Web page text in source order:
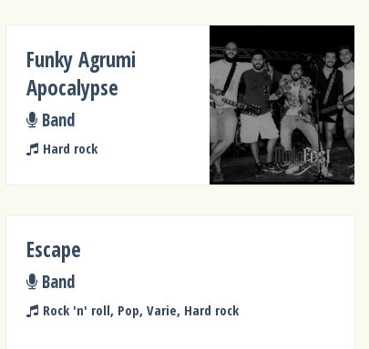
Funky Agrumi
Apocalypse
Band
Hard rock
Escape
Band
Rock 'n' roll, Pop, Varie, Hard rock